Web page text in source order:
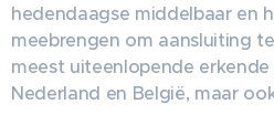
hedendaagse middelbaar en
meebrengen om aansluiting
meest uiteenlopende
Nederland en België, maar